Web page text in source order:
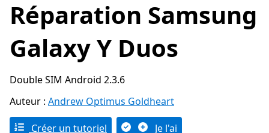
Réparation Samsung
Galaxy Y Duos
Double SIM Android 2.3.6
Auteur : Andrew Optimus Goldheart
Créer un tutoriel
Je l'ai